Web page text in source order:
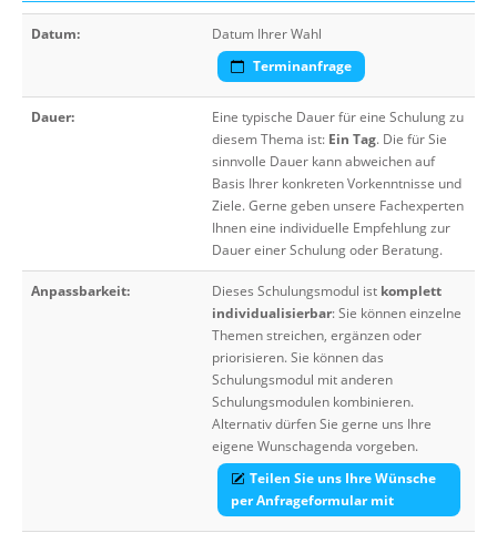
Datum:
Datum Ihrer Wahl
Terminanfrage
Dauer:
Eine typische Dauer für eine Schulung zu
diesem Thema ist: Ein Tag. Die für Sie
sinnvolle Dauer kann abweichen auf
Basis Ihrer konkreten Vorkenntnisse und
Ziele. Gerne geben unsere Fachexperten
Ihnen eine individuelle Empfehlung zur
Dauer einer Schulung oder Beratung.
Anpassbarkeit: Dieses Schulungsmodul ist komplett
individualisierbar: Sie können einzelne
Themen streichen, ergänzen oder
priorisieren. Sie können das
Schulungsmodul mit anderen
Schulungsmodulen kombinieren.
Alternativ dürfen Sie gerne uns Ihre
eigene Wunschagenda vorgeben.
Teilen Sie uns Ihre Wünsche
per Anfrageformular mit